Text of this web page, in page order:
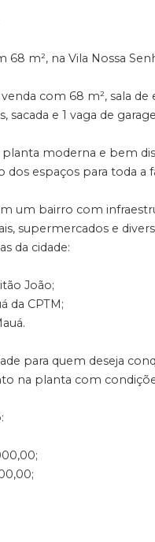
m², na Vila Nossa
com 68 m², sala de
sacada e 1 vaga de
moderna e bem
espaços para toda a
um bairro com
supermercados e
da cidade:
João;
da CPTM;
para quem deseja
na planta com